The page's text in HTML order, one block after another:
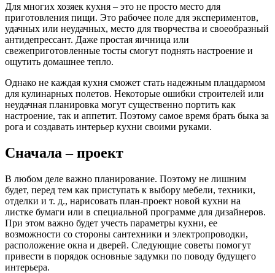
Для многих хозяек кухня – это не просто место для
приготовления пищи. Это рабочее поле для экспериментов,
удачных или неудачных, место для творчества и своеобразный
антидепрессант. Даже простая яичница или
свежеприготовленные тосты смогут поднять настроение и
ощутить домашнее тепло.
Однако не каждая кухня сможет стать надежным плацдармом
для кулинарных полетов. Некоторые ошибки строителей или
неудачная планировка могут существенно портить как
настроение, так и аппетит. Поэтому самое время брать быка за
рога и создавать интерьер кухни своими руками.
Сначала – проект
В любом деле важно планирование. Поэтому не лишним
будет, перед тем как приступать к выбору мебели, техники,
отделки и т. д., нарисовать план-проект новой кухни на
листке бумаги или в специальной программе для дизайнеров.
При этом важно будет учесть параметры кухни, ее
возможности со стороны сантехники и электропроводки,
расположение окна и дверей. Следующие советы помогут
привести в порядок основные задумки по поводу будущего
интерьера.